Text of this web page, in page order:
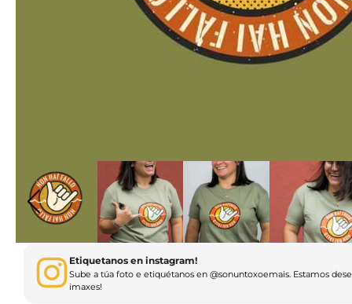
Etiquetanos en instagram!
Sube a túa foto e etiquétanos en @sonuntoxoemais. Estamos
imaxes!